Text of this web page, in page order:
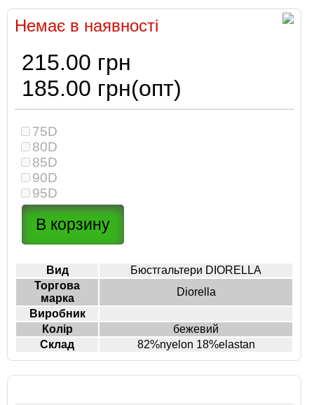
Немає в наявності
215.00 грн
185.00 грн(опт)
75D
80D
85D
90D
95D
Вид
Бюстгальтери DIORELLA
Торгова
марка
Diorella
Виробник
Колір
бежевий
Склад
82%nyelon 18%elastan